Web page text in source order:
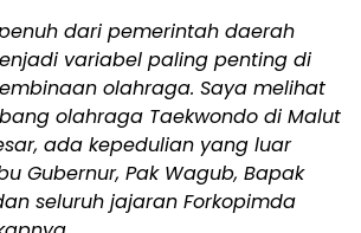
dari pemerintah daerah
variabel paling penting di
olahraga. Saya melihat
olahraga Taekwondo di Malut
ada kepedulian yang luar
Gubernur, Pak Wagub, Bapak
seluruh jajaran Forkopimda